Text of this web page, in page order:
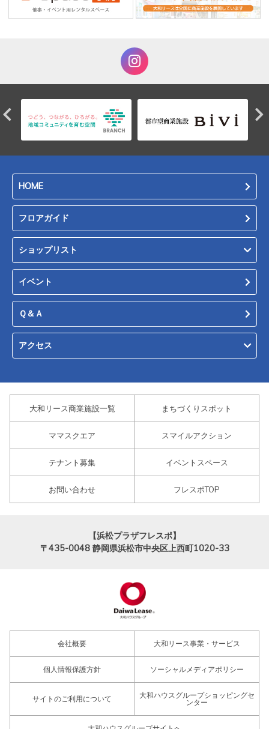
HOME
フロアガイド
ショップリスト
イベント
Ｑ＆Ａ
アクセス
大和リース商業施設一覧 まちづくりスポット
ママスクエア スマイルアクション
テナント募集 イベントスペース
お問い合わせ フレスポTOP
【浜松プラザフレスポ】
〒435-0048 静岡県浜松市中央区上西町1020-33
会社概要 大和リース事業・サービス
個人情報保護方針 ソーシャルメディアポリシー
サイトのご利用について
大和ハウスグループショッピングセ
ンター